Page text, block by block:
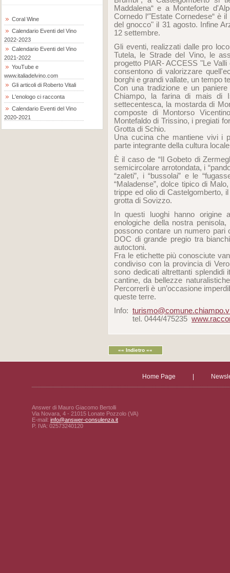
Coral Wine
Calendario Eventi del Vino
2022-2023
Calendario Eventi del Vino
2021-2022
YouTube e
www.italiadelvino.com
Gli articoli di Roberto Vitali
L'enologo ci racconta
Calendario Eventi del Vino
2020-2021
Maddalena“ e a Monteforte
Cornedo l‘"Estate Cornedese“ è
del gnocco" il 31 agosto. Infine
12 settembre.
Gli eventi, realizzati dalle pro
Tutela, le Strade del Vino, le
progetto PIAR- ACCESS "Le
consentono di valorizzare
borghi e grandi vallate, un tempo
Con una tradizione e un
Chiampo, la farina di mais di
settecentesca, la mostarda di
composte di Montorso
Montefaldo di Trissino, i pregiati
Grotta di Schio.
Una cucina che mantiene vivi i
parte integrante della cultura
È il caso de “Il Gobeto di
semicircolare arrotondata, i
“zaleti”, i “bussolai” e le
“Maladense”, dolce tipico di
trippe ed olio di Castelgomberto,
grotta di Sovizzo.
In questi luoghi hanno origine
enologiche della nostra
possono contare un numero pari
DOC di grande pregio tra
autoctoni.
Fra le etichette più conosciute
condiviso con la provincia di
sono dedicati altrettanti splendidi
cantine, da bellezze
Percorrerli è un’occasione
queste terre.
Info:
tel. 0444/475235
«« Indietro ««
Home Page
Answer di Mauro Giacomo Bertolli
Via Novara, 4 - 21015 Lonate Pozzolo (VA)
E-mail: info@answer-consulenza.it
P. IVA: 02573240120